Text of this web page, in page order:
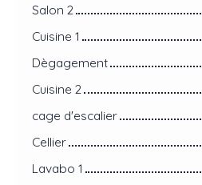
Salon 2
Cuisine 1
Dègagement
Cuisine 2
cage d'escalier
Cellier
Lavabo 1